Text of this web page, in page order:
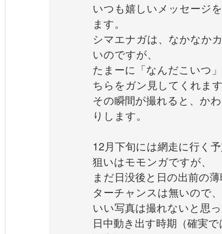
いつも嬉しいメッセージ
ます。
シマエナガは、なかなか
いのですが、
たまーに「なんだこいつ
ちらをガン見してくれま
その瞬間が撮れると、か
りします。
12月下旬には網走に行く
狙いはモモンガですが、
まだ日没後と日の出前の
ターチャンスは無いので、
いい写真は撮れないと思
日中動き出す時期（確実